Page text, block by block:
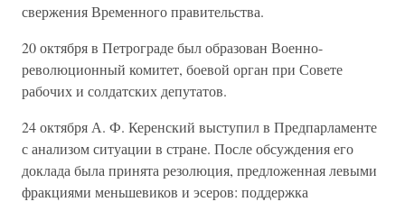
свержения Временного правительства.
20 октября в Петрограде был образован Военно-
революционный комитет, боевой орган при Совете
рабочих и солдатских депутатов.
24 октября А. Ф. Керенский выступил в Предпарламенте
с анализом ситуации в стране. После обсуждения его
доклада была принята резолюция, предложенная левыми
фракциями меньшевиков и эсеров: поддержка